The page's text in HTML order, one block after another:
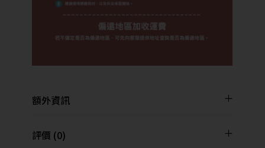
額外資訊
評價 (0)